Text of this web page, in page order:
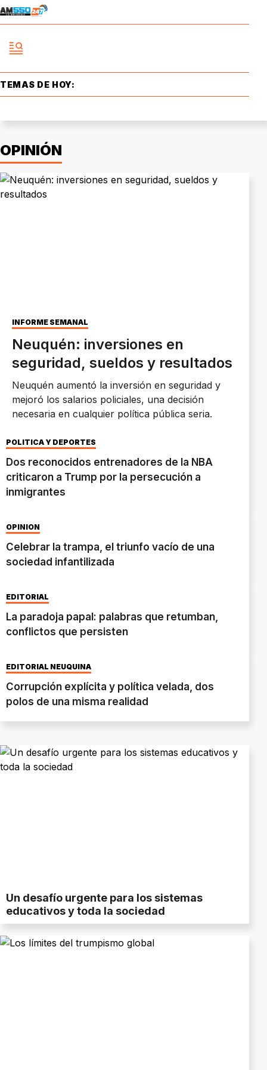
TEMAS DE HOY:
OPINIÓN
INFORME SEMANAL
Neuquén: inversiones en
seguridad, sueldos y resultados
Neuquén aumentó la inversión en seguridad y
mejoró los salarios policiales, una decisión
necesaria en cualquier política pública seria.
POLÍTICA Y DEPORTES
Dos reconocidos entrenadores de la NBA
criticaron a Trump por la persecución a
inmigrantes
OPINIÓN
Celebrar la trampa, el triunfo vacío de una
sociedad infantilizada
EDITORIAL
La paradoja papal: palabras que retumban,
conflictos que persisten
EDITORIAL NEUQUINA
Corrupción explícita y política velada, dos
polos de una misma realidad
Un desafío urgente para los sistemas
educativos y toda la sociedad